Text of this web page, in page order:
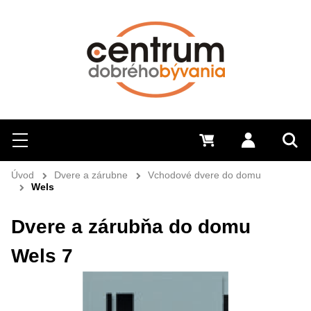
Hľadať
Menu Prihlásiť
0 €
Úvod Dvere a zárubne
Vchodové dvere do domu
Wels
Dvere a zárubňa do domu
Wels 7